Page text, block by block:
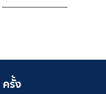
ครั้ง